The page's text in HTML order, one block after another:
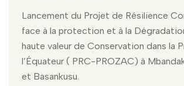
Lancement du Projet de Résilience
face à la protection et à la
haute valeur de Conservation dans la
l’Équateur ( PRC-PROZAC) à
et Basankusu.